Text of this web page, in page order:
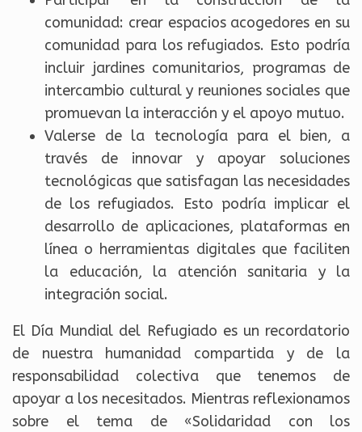
comunidad: crear espacios acogedores en su
comunidad para los refugiados. Esto podría
incluir jardines comunitarios, programas de
intercambio cultural y reuniones sociales que
promuevan la interacción y el apoyo mutuo.
Valerse de la tecnología para el bien, a
través de innovar y apoyar soluciones
tecnológicas que satisfagan las necesidades
de los refugiados. Esto podría implicar el
desarrollo de aplicaciones, plataformas en
línea o herramientas digitales que faciliten
la educación, la atención sanitaria y la
integración social.
El Día Mundial del Refugiado es un recordatorio
de nuestra humanidad compartida y de la
responsabilidad colectiva que tenemos de
apoyar a los necesitados. Mientras reflexionamos
sobre el tema de «Solidaridad con los